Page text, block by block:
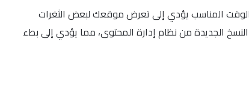
الوقت المناسب يؤدي إلى تعرض موقعك لبعض الثغرات
الجديدة من نظام إدارة المحتوى، مما يؤدي إلى بطء